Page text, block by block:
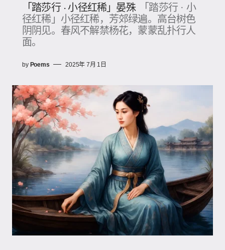
「踏莎行 · 小径红稀」晏殊
「踏莎行 · 小
径红稀」小径红稀，芳郊绿遍。高台树色
阴阴见。春风不解禁杨花，蒙蒙乱扑行人
面。
by Poems 2025年 7月 1日